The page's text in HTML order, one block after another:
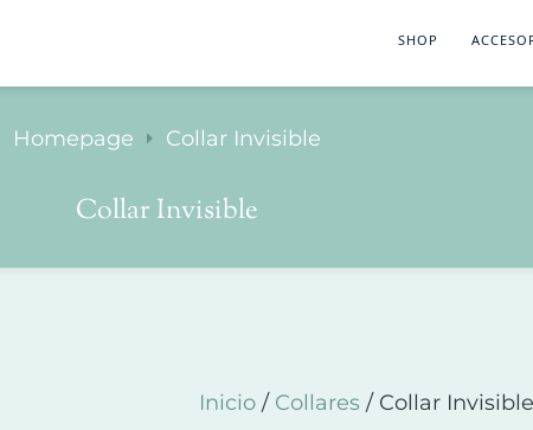
SHOP
Homepage Collar Invisible
Collar Invisible
Inicio/ Collares/ Collar Invisible